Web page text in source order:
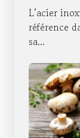
chaque
L’acier
référence
sa...